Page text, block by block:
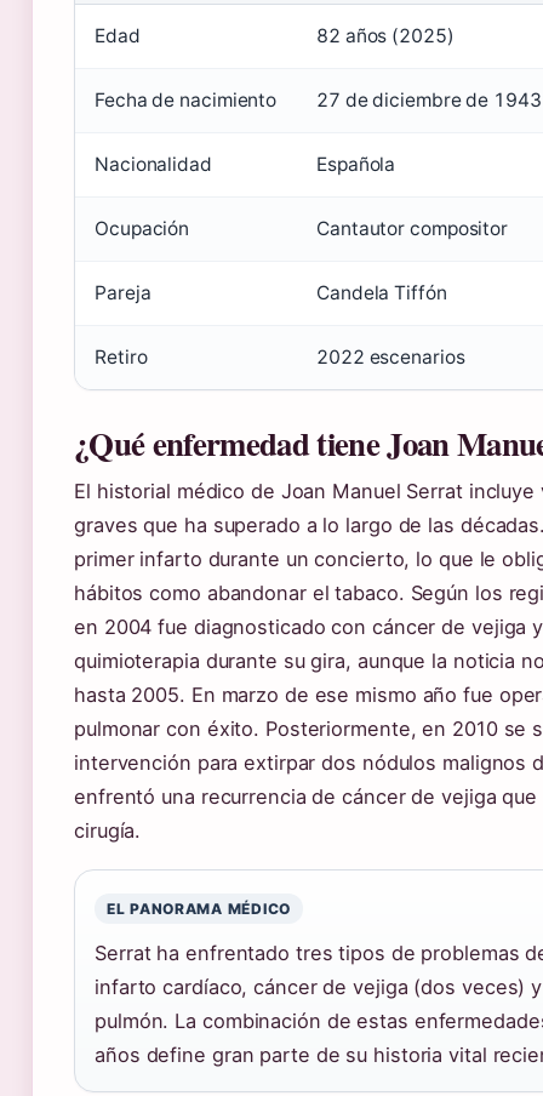
Edad 82 años (2025)
Fecha de nacimiento 27 de diciembre de 1943
Nacionalidad Española
Ocupación Cantautor compositor
Pareja Candela Tiffón
Retiro 2022 escenarios
¿Qué enfermedad tiene Joan
El historial médico de Joan Manuel Serrat
graves que ha superado a lo largo de las
primer infarto durante un concierto, lo que le
hábitos como abandonar el tabaco. Según los
en 2004 fue diagnosticado con cáncer de vejiga
quimioterapia durante su gira, aunque la noticia
hasta 2005. En marzo de ese mismo año fue
pulmonar con éxito. Posteriormente, en 2010 se
intervención para extirpar dos nódulos malignos
enfrentó una recurrencia de cáncer de vejiga que
cirugía.
EL PANORAMA MÉDICO
Serrat ha enfrentado tres tipos de problemas
infarto cardíaco, cáncer de vejiga (dos veces)
pulmón. La combinación de estas
años define gran parte de su historia vital